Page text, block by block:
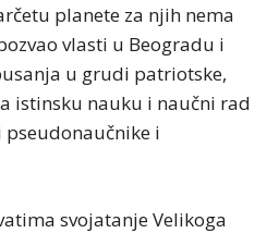
planete za njih nema
vlasti u Beogradu i
u grudi patriotske,
istinsku nauku i naučni rad
i
svojatanje Velikoga